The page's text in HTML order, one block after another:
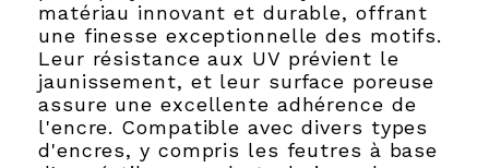
matériau innovant et durable, offrant
une finesse exceptionnelle des motifs.
Leur résistance aux UV prévient le
jaunissement, et leur surface poreuse
assure une excellente adhérence de
l'encre. Compatible avec divers types
d'encres, y compris les feutres à base